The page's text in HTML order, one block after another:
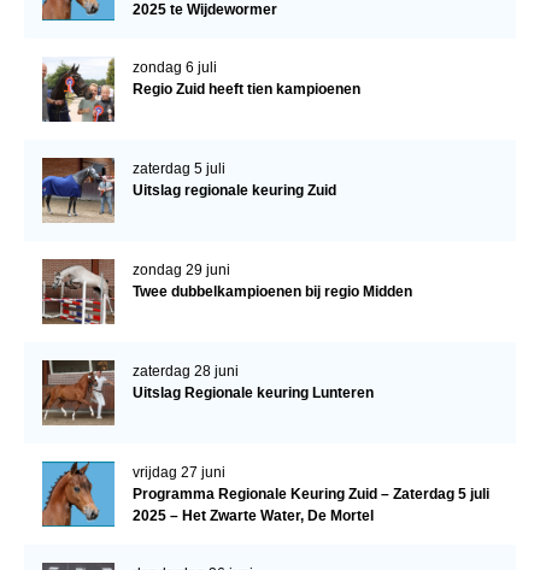
2025 te Wijdewormer
zondag 6 juli
Regio Zuid heeft tien kampioenen
zaterdag 5 juli
Uitslag regionale keuring Zuid
zondag 29 juni
Twee dubbelkampioenen bij regio Midden
zaterdag 28 juni
Uitslag Regionale keuring Lunteren
vrijdag 27 juni
Programma Regionale Keuring Zuid – Zaterdag 5 juli
2025 – Het Zwarte Water, De Mortel